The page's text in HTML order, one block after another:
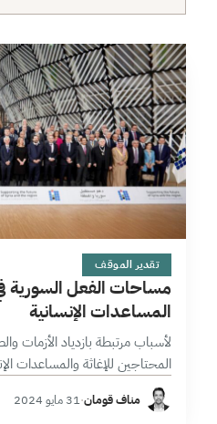
6 دقائق
تقدير الموقف
مساحات الفعل
المساعدات الإنسانية
لأسباب مرتبطة بازدياد الأزمات
المحتاجين للإغاثة والمساعدات
الانسداد السياسي أمام
مناف قومان·31 مايو 2024